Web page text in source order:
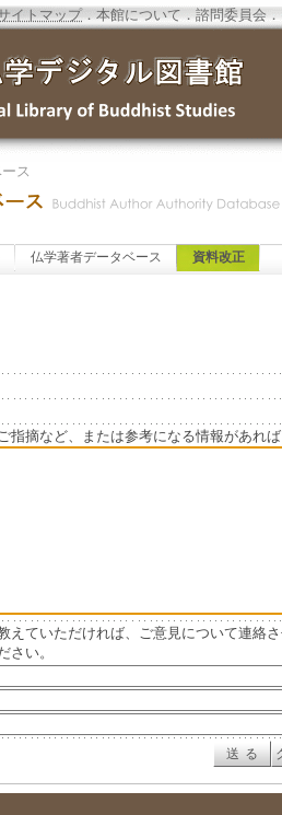
イトマップ．本館について ．諮問委員会 ．
ス
仏学著者データベース 資料改正
指摘など、または参考になる情報があれ
えていただければ、ご意見について連絡
さい。